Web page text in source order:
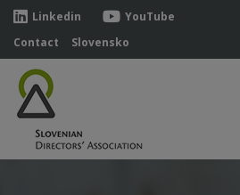
Linkedin
YouTube
Contact
Slovensko